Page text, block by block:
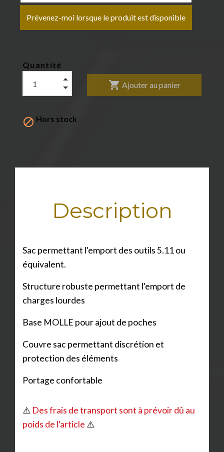
Prévenez-moi lorsque le produit est disponible
Quantité
shopping_cart Ajouter au panier
 Hors stock
Description
Sac permettant l'emport des outils 5.11 ou
équivalent.
Structure robuste permettant l'emport de
charges lourdes
Base MOLLE pour ajout de poches
Couvre sac permettant discrétion et
protection des éléments
Portage confortable
⚠️ Des frais de transport sont à prévoir dû au
poids de l'article ⚠️